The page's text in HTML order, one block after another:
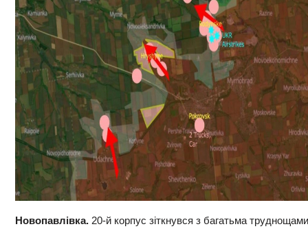
Новопавлівка. 20-й корпус зіткнувся з багатьма труднощами